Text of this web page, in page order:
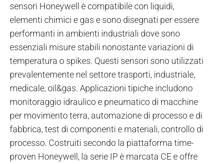
sensori Honeywell è compatibile con liquidi,
elementi chimici e gas e sono disegnati per essere
performanti in ambienti industriali dove sono
essenziali misure stabili nonostante variazioni di
temperatura o spikes. Questi sensori sono utilizzati
prevalentemente nel settore trasporti, industriale,
medicale, oil&gas. Applicazioni tipiche includono
monitoraggio idraulico e pneumatico di macchine
per movimento terra, automazione di processo e di
fabbrica, test di componenti e materiali, controllo di
processo. Costruiti secondo la piattaforma time-
proven Honeywell, la serie IP è marcata CE e offre